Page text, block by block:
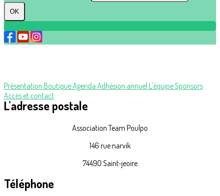
OK
Présentation BoutiqueAgenda Adhésion annuel L'équipeSponsors
Accès et contact
L'adresse postale
Association Team Poulpo
146 rue narvik
74490 Saint-jeoire
Téléphone